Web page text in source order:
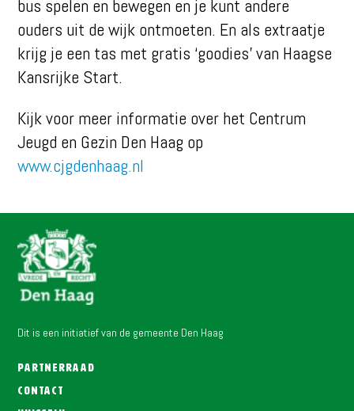
bus spelen en bewegen en je kunt andere
ouders uit de wijk ontmoeten. En als extraatje
krijg je een tas met gratis ‘goodies’ van Haagse
Kansrijke Start.
Kijk voor meer informatie over het Centrum
Jeugd en Gezin Den Haag op
www.cjgdenhaag.nl
Dit is een initiatief van de gemeente Den Haag
Partnerraad
Contact